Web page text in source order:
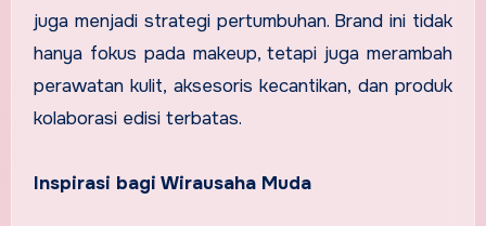
juga menjadi strategi pertumbuhan. Brand ini tidak
hanya fokus pada makeup, tetapi juga merambah
perawatan kulit, aksesoris kecantikan, dan produk
kolaborasi edisi terbatas.
Inspirasi bagi Wirausaha Muda